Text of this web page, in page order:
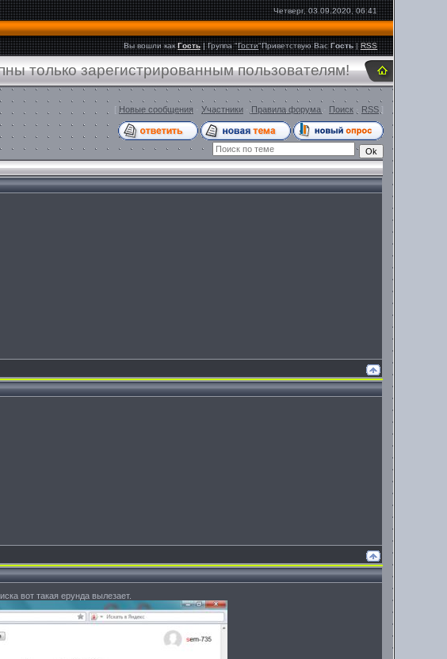
Четверг, 03.09.2020, 06:41
Вы вошли как Гость|Группа"Гости"Приветствую Вас Гость |RSS
только зарегистрированным пользователям!
[ Новые сообщения Участники Правила форума Поиск RSS ]
вот такая ерунда вылезает.